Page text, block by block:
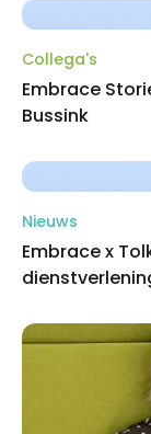
Collega's
Embrace
Bussink
Nieuws
Embrace x